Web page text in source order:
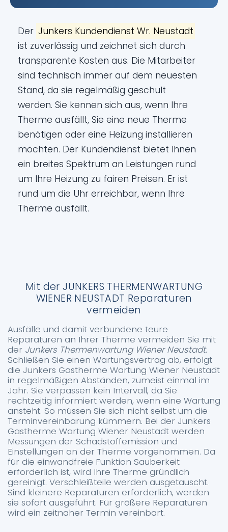
Der Junkers Kundendienst Wr. Neustadt
ist zuverlässig und zeichnet sich durch
transparente Kosten aus. Die Mitarbeiter
sind technisch immer auf dem neuesten
Stand, da sie regelmäßig geschult
werden. Sie kennen sich aus, wenn Ihre
Therme ausfällt, Sie eine neue Therme
benötigen oder eine Heizung installieren
möchten. Der Kundendienst bietet Ihnen
ein breites Spektrum an Leistungen rund
um Ihre Heizung zu fairen Preisen. Er ist
rund um die Uhr erreichbar, wenn Ihre
Therme ausfällt.
Mit der JUNKERS THERMENWARTUNG
WIENER NEUSTADT Reparaturen
vermeiden
Ausfälle und damit verbundene teure
Reparaturen an Ihrer Therme vermeiden Sie mit
der Junkers Thermenwartung Wiener Neustadt.
Schließen Sie einen Wartungsvertrag ab, erfolgt
die Junkers Gastherme Wartung Wiener Neustadt
in regelmäßigen Abständen, zumeist einmal im
Jahr. Sie verpassen kein Intervall, da Sie
rechtzeitig informiert werden, wenn eine Wartung
ansteht. So müssen Sie sich nicht selbst um die
Terminvereinbarung kümmern. Bei der Junkers
Gastherme Wartung Wiener Neustadt werden
Messungen der Schadstoffemission und
Einstellungen an der Therme vorgenommen. Da
für die einwandfreie Funktion Sauberkeit
erforderlich ist, wird Ihre Therme gründlich
gereinigt. Verschleißteile werden ausgetauscht.
Sind kleinere Reparaturen erforderlich, werden
sie sofort ausgeführt. Für größere Reparaturen
wird ein zeitnaher Termin vereinbart.